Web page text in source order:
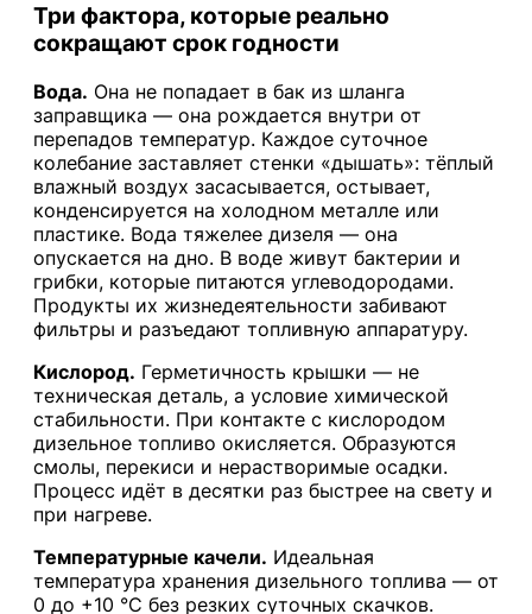
Три фактора, которые реально
сокращают срок годности
Вода. Она не попадает в бак из шланга
заправщика — она рождается внутри от
перепадов температур. Каждое суточное
колебание заставляет стенки «дышать»: тёплый
влажный воздух засасывается, остывает,
конденсируется на холодном металле или
пластике. Вода тяжелее дизеля — она
опускается на дно. В воде живут бактерии и
грибки, которые питаются углеводородами.
Продукты их жизнедеятельности забивают
фильтры и разъедают топливную аппаратуру.
Кислород. Герметичность крышки — не
техническая деталь, а условие химической
стабильности. При контакте с кислородом
дизельное топливо окисляется. Образуются
смолы, перекиси и нерастворимые осадки.
Процесс идёт в десятки раз быстрее на свету и
при нагреве.
Температурные качели. Идеальная
температура хранения дизельного топлива — от
0 до +10 °C без резких суточных скачков.